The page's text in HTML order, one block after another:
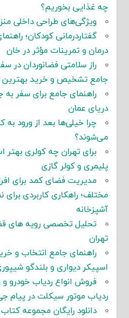
چه غذایی بخوریم؟
ویژگی‌های طراحی داخلی
گفتاردرمانی کودکان؛
درمان و تمرینات مؤثر در خان
راز سلامتی فضانوردان در
جامع تشخیص و خرید بهترین
راهنمای جامع برای سفر به
دریای عمان
چرا خیلی‌ها بعد از ورود به
می‌شوند؟
برای تهران چه کولری
پلیمری و کولر گازی
مدیریت فضای کمد برای
مختلف؛ راهکاری کاربردی برای
آشپزخانه
تحلیل تخصصی رویه های
تهران
راهنمای جامع انتخاب و
اسپیکر دیواری و بلندگو
فروش انواع ردیاب خودرو و
ردیاب موتور سیکلت در